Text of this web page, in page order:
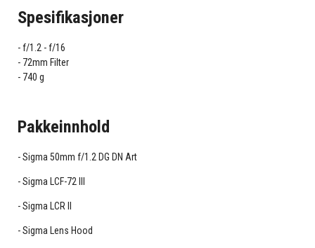
Spesifikasjoner
f/1.2 - f/16
72mm Filter
740 g
Pakkeinnhold
Sigma 50mm f/1.2 DG DN Art
Sigma LCF-72 III
Sigma LCR II
Sigma Lens Hood